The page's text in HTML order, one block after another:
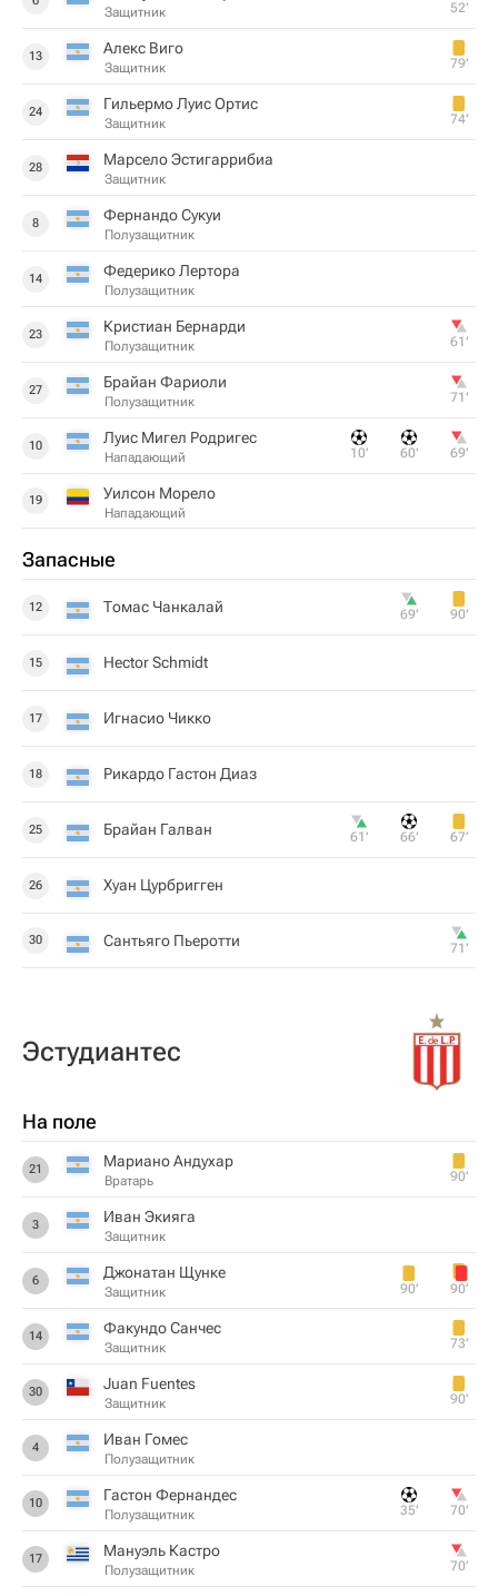
Защитник 52‎’‎
13 Алекс Виго
Защитник 79‎’‎
24 Гильермо Луис Ортис
Защитник 74‎’‎
28 Марсело Эстигаррибиа
Защитник
8 Фернандо Сукуи
Полузащитник
14 Федерико Лертора
Полузащитник
23 Кристиан Бернарди
Полузащитник 61‎’‎
27 Брайан Фариоли
Полузащитник 71‎’‎
10 Луис Мигел Родригес
Нападающий 10‎’‎ 60‎’‎ 69‎’‎
19 Уилсон Морело
Нападающий
Запасные
12 Томас Чанкалай 69‎’‎ 90‎’‎
15 Hector Schmidt
17 Игнасио Чикко
18 Рикардо Гастон Диаз
25 Брайан Галван 61‎’‎ 66‎’‎ 67‎’‎
26 Хуан Цурбригген
30 Сантьяго Пьеротти 71‎’‎
Эстудиантес
На поле
21 Мариано Андухар
Вратарь 90‎’‎
3 Иван Экияга
Защитник
6 Джонатан Щунке
Защитник 90‎’‎ 90‎’‎
14 Факундо Санчес
Защитник 73‎’‎
30 Juan Fuentes
Защитник 90‎’‎
4 Иван Гомес
Полузащитник
10 Гастон Фернандес
Полузащитник 35‎’‎ 70‎’‎
17 Мануэль Кастро
Полузащитник 70‎’‎